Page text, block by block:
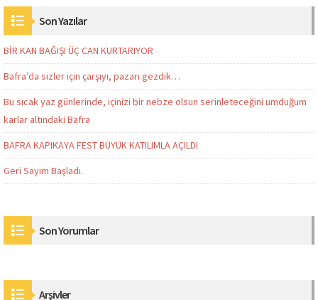
Son Yazılar
BİR KAN BAĞIŞI ÜÇ CAN KURTARIYOR
Bafra’da sizler için çarşıyı, pazarı gezdik…
Bu sıcak yaz günlerinde, içinizi bir nebze olsun serinleteceğini umduğum
karlar altındaki Bafra
BAFRA KAPIKAYA FEST BÜYÜK KATILIMLA AÇILDI
Geri Sayım Başladı.
Son Yorumlar
Arşivler